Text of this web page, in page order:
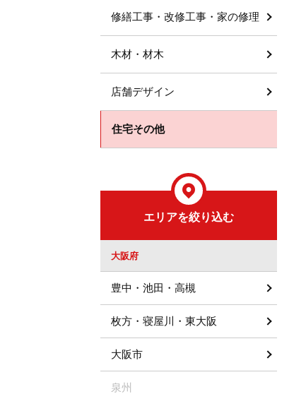
修繕工事・改修工事・家の修理
木材・材木
店舗デザイン
住宅その他
エリアを絞り込む
大阪府
豊中・池田・高槻
枚方・寝屋川・東大阪
大阪市
泉州